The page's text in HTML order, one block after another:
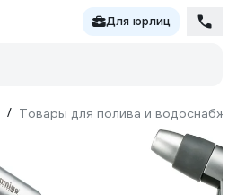
Для юрлиц
/ Товары для полива и